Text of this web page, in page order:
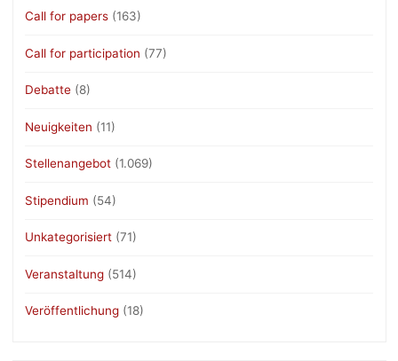
Call for papers (163)
Call for participation (77)
Debatte (8)
Neuigkeiten (11)
Stellenangebot (1.069)
Stipendium (54)
Unkategorisiert (71)
Veranstaltung (514)
Veröffentlichung (18)